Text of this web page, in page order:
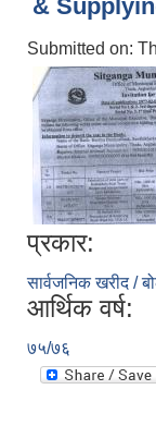
&
Submitted on:
प्रकार:
सार्वजनिक खरीद /
आर्थिक वर्ष:
७५/७६